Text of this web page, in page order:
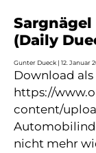
(Daily
Gunter Dueck 12. Januar
Download als
https://
content/
nicht mehr